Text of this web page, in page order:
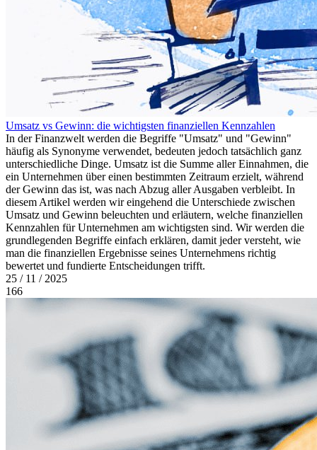
Umsatz vs Gewinn: die wichtigsten finanziellen Kennzahlen
In der Finanzwelt werden die Begriffe "Umsatz" und "Gewinn"
häufig als Synonyme verwendet, bedeuten jedoch tatsächlich ganz
unterschiedliche Dinge. Umsatz ist die Summe aller Einnahmen, die
ein Unternehmen über einen bestimmten Zeitraum erzielt, während
der Gewinn das ist, was nach Abzug aller Ausgaben verbleibt. In
diesem Artikel werden wir eingehend die Unterschiede zwischen
Umsatz und Gewinn beleuchten und erläutern, welche finanziellen
Kennzahlen für Unternehmen am wichtigsten sind. Wir werden die
grundlegenden Begriffe einfach erklären, damit jeder versteht, wie
man die finanziellen Ergebnisse seines Unternehmens richtig
bewertet und fundierte Entscheidungen trifft.
25 / 11 / 2025
166